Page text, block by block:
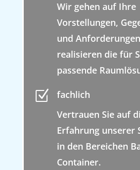
Wir gehen auf Ihre
Vorstellungen,
und
realisieren die für
passende
Z
fachlich
Vertrauen Sie auf
Erfahrung unserer
in den Bereichen
Container.